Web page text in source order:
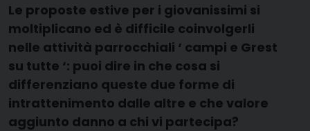
Le proposte estive per i giovanissimi si
moltiplicano ed è difficile coinvolgerli
nelle attività parrocchiali ‘ campi e Grest
su tutte ‘: puoi dire in che cosa si
differenziano queste due forme di
intrattenimento dalle altre e che valore
aggiunto danno a chi vi partecipa?